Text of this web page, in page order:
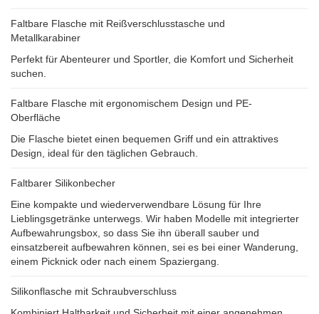
Faltbare Flasche mit Reißverschlusstasche und
Metallkarabiner
Perfekt für Abenteurer und Sportler, die Komfort und Sicherheit
suchen.
Faltbare Flasche mit ergonomischem Design und PE-
Oberfläche
Die Flasche bietet einen bequemen Griff und ein attraktives
Design, ideal für den täglichen Gebrauch.
Faltbarer Silikonbecher
Eine kompakte und wiederverwendbare Lösung für Ihre
Lieblingsgetränke unterwegs. Wir haben Modelle mit integrierter
Aufbewahrungsbox, so dass Sie ihn überall sauber und
einsatzbereit aufbewahren können, sei es bei einer Wanderung,
einem Picknick oder nach einem Spaziergang.
Silikonflasche mit Schraubverschluss